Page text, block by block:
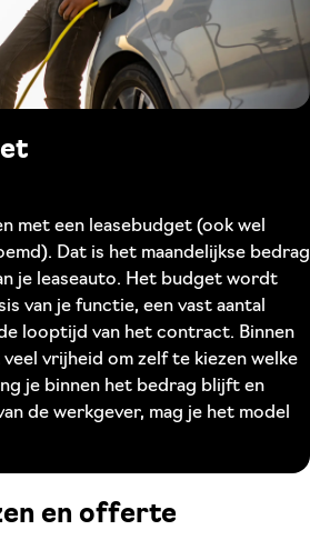
met een leasebudget (ook wel
Dat is het maandelijkse bedrag
je leaseauto. Het budget wordt
van je functie, een vast aantal
looptijd van het contract. Binnen
vrijheid om zelf te kiezen welke
je binnen het bedrag blijft en
de werkgever, mag je het model
en offerte